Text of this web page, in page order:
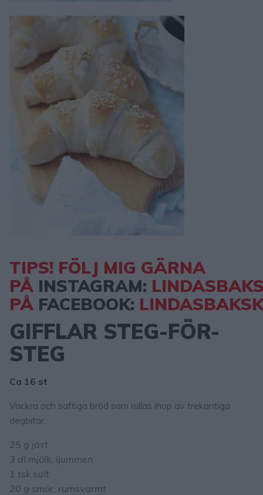
TIPS! FÖLJ MIG GÄRNA
PÅ INSTAGRAM:
PÅ FACEBOOK:
GIFFLAR STEG-FÖR-
STEG
Ca 16 st
Vackra och saftiga bröd som rullas ihop av trekantiga
degbitar.
25 g jäst
3 dl mjölk, ljummen
1 tsk salt
20 g smör, rumsvarmt